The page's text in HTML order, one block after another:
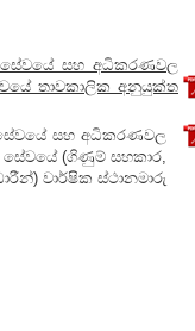
සහ අධිකරණවල
තාවකාලික අනුයුක්ත
සහ අධිකරණවල
(ගිණුම් සහකාර,
වාර්ෂික ස්ථානමාරු